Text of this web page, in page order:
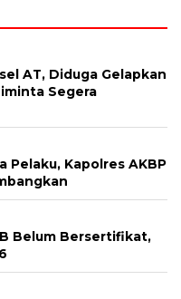
AT, Diduga Gelapkan
Segera
Pelaku, Kapolres AKBP
Belum Bersertifikat,